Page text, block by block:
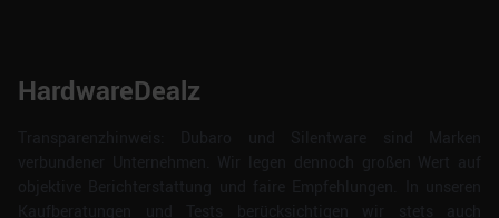
HardwareDealz